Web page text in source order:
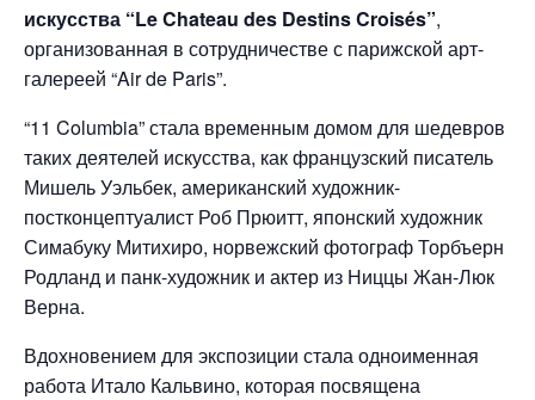
искусства “Le Chateau des Destins Croisés”,
организованная в сотрудничестве с парижской арт-
галереей “Air de Paris”.
“11 Columbia” стала временным домом для шедевров
таких деятелей искусства, как французский писатель
Мишель Уэльбек, американский художник-
постконцептуалист Роб Прюитт, японский художник
Симабуку Митихиро, норвежский фотограф Торбъерн
Родланд и панк-художник и актер из Ниццы Жан-Люк
Верна.
Вдохновением для экспозиции стала одноименная
работа Итало Кальвино, которая посвящена